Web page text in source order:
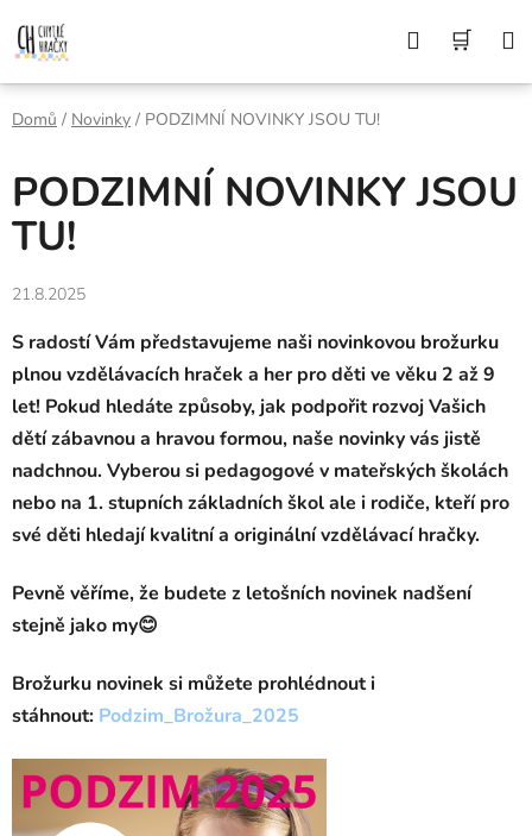
na
obsah
Z DŮVODU DOVOLENÉ BUDEME VAŠE
OBJEDNÁVKY ODESÍLAT AŽ 10. 8. DĚKUJEME
ZA POCHOPENÍ A PŘEJEME KRÁSNÉ LÉTO🌞
Hledat
Domů / Novinky / PODZIMNÍ NOVINKY JSOU TU!
PODZIMNÍ NOVINKY JSOU
TU!
21.8.2025
S radostí Vám představujeme naši novinkovou brožurku
plnou vzdělávacích hraček a her pro děti ve věku 2 až 9
let! Pokud hledáte způsoby, jak podpořit rozvoj Vašich
dětí zábavnou a hravou formou, naše novinky vás jistě
nadchnou. Vyberou si pedagogové v mateřských školách
nebo na 1. stupních základních škol ale i rodiče, kteří pro
své děti hledají kvalitní a originální vzdělávací hračky.
Pevně věříme, že budete z letošních novinek nadšení
stejně jako my😊
Brožurku novinek si můžete prohlédnout i
stáhnout: Podzim_Brožura_2025